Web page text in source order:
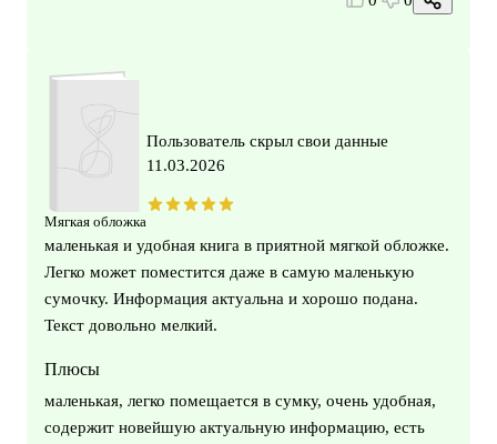
Мягкая обложка
Пользователь скрыл свои данные
11.03.2026
маленькая и удобная книга в приятной мягкой обложке.
Легко может поместится даже в самую маленькую
сумочку. Информация актуальна и хорошо подана.
Текст довольно мелкий.
Плюсы
маленькая, легко помещается в сумку, очень удобная,
содержит новейшую актуальную информацию, есть